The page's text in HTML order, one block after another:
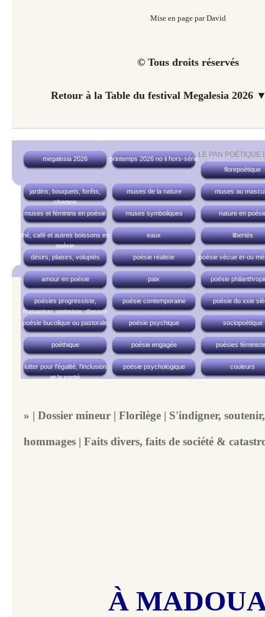
Mise en page par David
© Tous droits réservés
Retour à la Table du festival Megalesia 2026
LE PAN POÉTIQUE
megalesia 2026
printemps 2026 no ii hors-série
florepoétique
jardins, bouquets, forêts,
champs
muses de la nature muses au
muses et féminins en poésie muses symboliques nature en
thé, café et autres boissons en
poésie
eaux libertés
désirs, plaisirs, voluptés poésie réaliste poésie vécue et-ou
amour en poésie paix poésie
poésies progressiste,
humaniste, optimiste, d'espoir
poésie contemporaine poésie du xxie
poésie bucolique ou pastorale poésie psychique sociopoétique
poéthique poésie engagée poésies
lutter pour l'égalité, l'inclusion
et la parité
poésie psychologique couleurs
» | Dossier mineur | Florilège | S'indigner,
hommages | Faits divers, faits de société &
À